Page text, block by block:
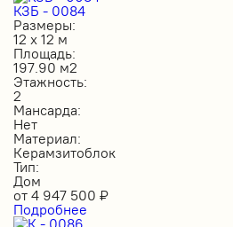
КЗБ - 0084
Размеры:
12 х 12 м
Площадь:
197.90 м2
Этажность:
2
Мансарда:
Нет
Материал:
Керамзитоблок
Тип:
Дом
от 4 947 500 ₽
Подробнее